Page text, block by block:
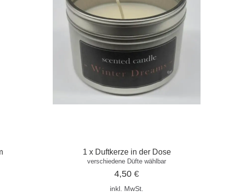
1 x Duftkerze in der Dose
verschiedene Düfte wählbar
4,50 €
inkl. MwSt.